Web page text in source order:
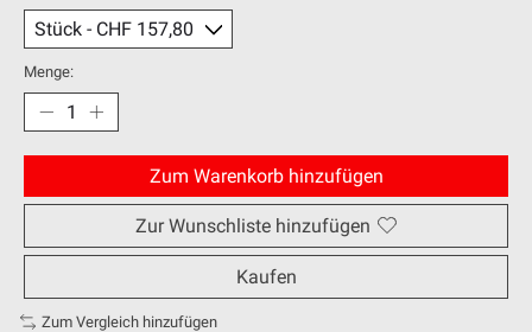
Menge:
Zum Warenkorb hinzufügen
Zur Wunschliste hinzufügen
Kaufen
Zum Vergleich hinzufügen